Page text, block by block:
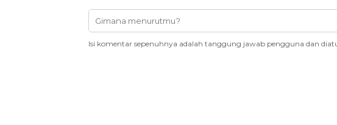
Isi komentar sepenuhnya adalah tanggung jawab pengguna dan